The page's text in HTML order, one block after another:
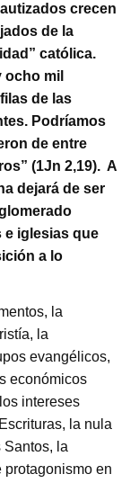
crecen
de la
católica.
ocho mil
de las
Podríamos
de entre
(1Jn 2,19). A
dejará de ser
iglesias que
a lo
la
la
evangélicos,
económicos
intereses
la nula
Santos, la
protagonismo en